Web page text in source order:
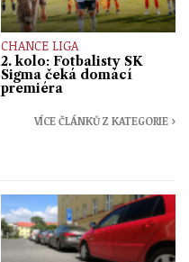
CHANCE LIGA
2. kolo: Fotbalisty SK
Sigma čeká domácí
premiéra
VÍCE ČLÁNKŮ Z KATEGORIE ›